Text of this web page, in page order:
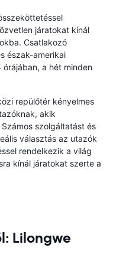
járatokat kínál
Csatlakozó
észak-amerikai
a hét minden
repülőtér kényelmes
akik
szolgáltatást és
választás az utazók
rendelkezik a világ
kínál járatokat szerte a
Lilongwe